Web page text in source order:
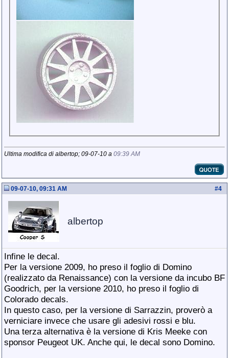
Ultima modifica di albertop; 09-07-10 a 09:39 AM
#4
09-07-10, 09:31 AM
albertop
Infine le decal.
Per la versione 2009, ho preso il foglio di Domino
(realizzato da Renaissance) con la versione da incubo BF
Goodrich, per la versione 2010, ho preso il foglio di
Colorado decals.
In questo caso, per la versione di Sarrazzin, proverò a
verniciare invece che usare gli adesivi rossi e blu.
Una terza alternativa è la versione di Kris Meeke con
sponsor Peugeot UK. Anche qui, le decal sono Domino.